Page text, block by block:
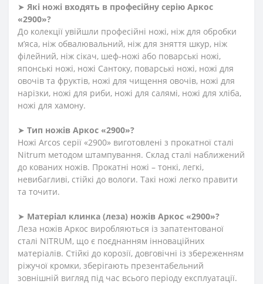
➤ Які ножі входять в професійну серію Аркос
«2900»?
До колекції увійшли професійні ножі, ніж для обробки
м’яса, ніж обвалювальний, ніж для зняття шкур, ніж
філейний, ніж сікач, шеф-ножі або поварські ножі,
японські ножі, ножі Сантоку, поварські ножі, ножі для
овочів та фруктів, ножі для чищення овочів, ножі для
нарізки, ножі для риби, ножі для салямі, ножі для хліба,
ножі для хамону.
➤ Тип ножів Аркос «2900»?
Ножі Arcos серії «2900» виготовлені з прокатної сталі
Nitrum методом штампування. Склад сталі наближений
до кованих ножів. Прокатні ножі – тонкі, легкі,
невибагливі, стійкі до вологи. Такі ножі легко правити
та точити.
➤ Матеріал клинка (леза) ножів Аркос «2900»?
Леза ножів Аркос виробляються із запатентованої
сталі NITRUM, що є поєднанням інноваційних
матеріалів. Стійкі до корозії, довговічні із збереженням
ріжучої кромки, зберігають презентабельний
зовнішній вигляд під час всього періоду експлуатації.